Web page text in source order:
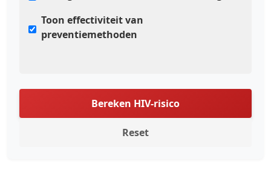
Toon effectiviteit van
preventiemethoden
Bereken HIV-risico
Reset